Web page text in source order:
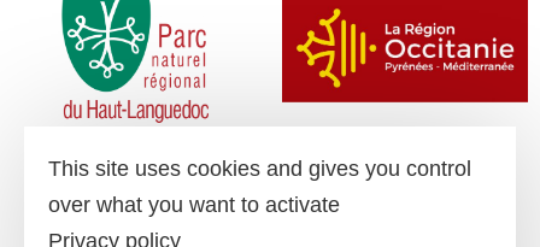
This site uses cookies and gives you control
over what you want to activate
Privacy policy